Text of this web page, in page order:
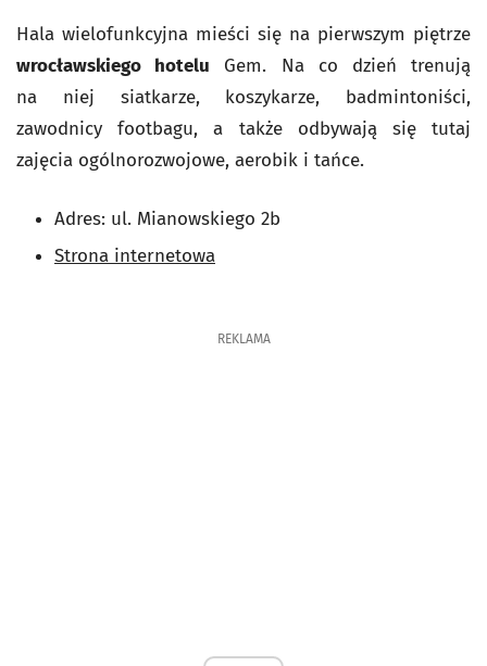
Hala wielofunkcyjna mieści się na pierwszym piętrze
wrocławskiego hotelu Gem. Na co dzień trenują
na niej siatkarze, koszykarze, badmintoniści,
zawodnicy footbagu, a także odbywają się tutaj
zajęcia ogólnorozwojowe, aerobik i tańce.
Adres: ul. Mianowskiego 2b
Strona internetowa
REKLAMA